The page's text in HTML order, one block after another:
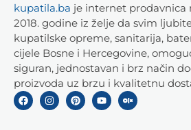
kupatila.ba je internet prodavnica
2018. godine iz želje da svim
kupatilske opreme, sanitarija,
cijele Bosne i Hercegovine,
siguran, jednostavan i brz način
proizvoda uz brzu i kvalitetnu